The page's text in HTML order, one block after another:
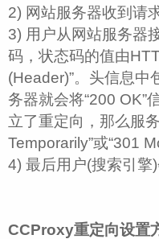
2) 网站服务器收到请
3) 用户从网站服务器
码，状态码的值由
(Header)”。头信息中
务器就会将“200 OK”
立了重定向，那么服
Temporarily”或“301
4) 最后用户(搜索引擎
CCProxy重定向设置